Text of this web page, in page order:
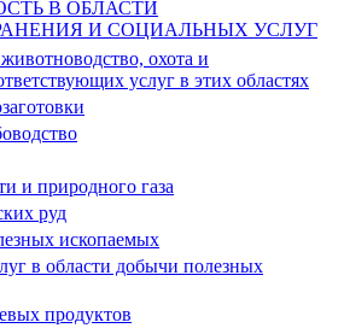
В ОБЛАСТИ
И СОЦИАЛЬНЫХ УСЛУГ
охота и
услуг в этих областях
и природного газа
руд
ископаемых
в области добычи полезных
продуктов